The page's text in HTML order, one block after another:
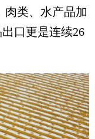
肉类、水产品加
口更是连续26